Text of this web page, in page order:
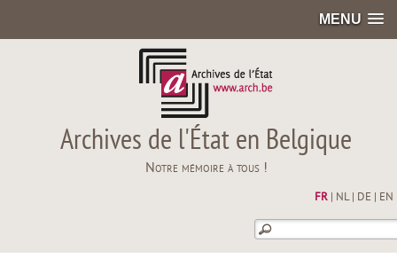
MENU
Archives de l'État en Belgique
Notre mémoire à tous !
FR| NL| DE EN